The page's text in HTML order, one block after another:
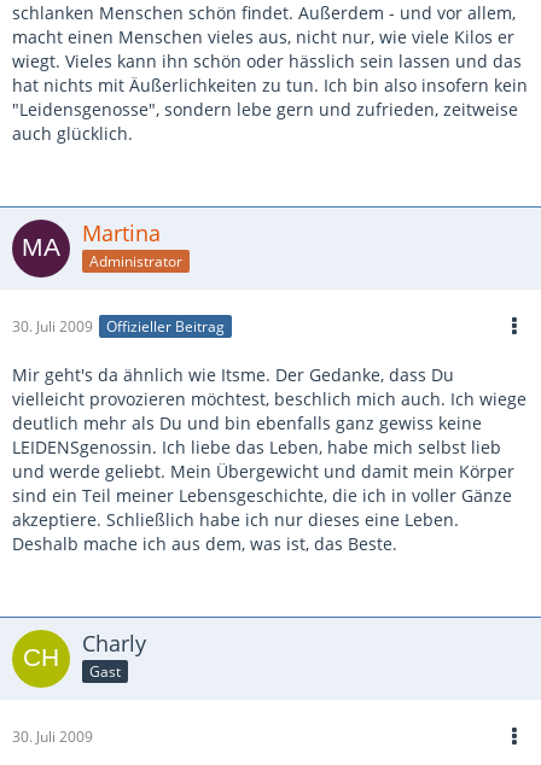
schlanken Menschen schön findet. Außerdem - und vor allem,
macht einen Menschen vieles aus, nicht nur, wie viele Kilos er
wiegt. Vieles kann ihn schön oder hässlich sein lassen und das
hat nichts mit Äußerlichkeiten zu tun. Ich bin also insofern kein
"Leidensgenosse", sondern lebe gern und zufrieden, zeitweise
auch glücklich.
Martina
Administrator
30. Juli 2009 Offizieller Beitrag
Mir geht's da ähnlich wie Itsme. Der Gedanke, dass Du
vielleicht provozieren möchtest, beschlich mich auch. Ich wiege
deutlich mehr als Du und bin ebenfalls ganz gewiss keine
LEIDENSgenossin. Ich liebe das Leben, habe mich selbst lieb
und werde geliebt. Mein Übergewicht und damit mein Körper
sind ein Teil meiner Lebensgeschichte, die ich in voller Gänze
akzeptiere. Schließlich habe ich nur dieses eine Leben.
Deshalb mache ich aus dem, was ist, das Beste.
Charly
Gast
30. Juli 2009